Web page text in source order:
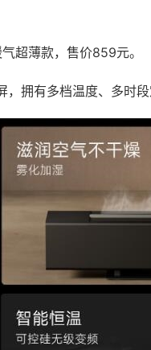
超薄款，售价859元。
拥有多档温度、多时段